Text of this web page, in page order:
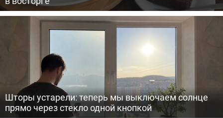
Шторы устарели: теперь мы выключаем солнце
прямо через стекло одной кнопкой